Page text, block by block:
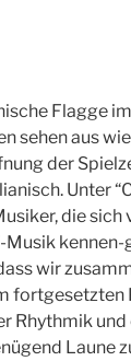
Flagge
sehen aus
der
Unter
die
Musik
wir
fortgesetzten
Rhythmik
Laune